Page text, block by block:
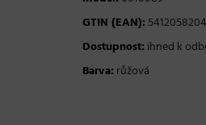
GTIN (EAN):
Dostupnost: ihned k
Barva: růžová